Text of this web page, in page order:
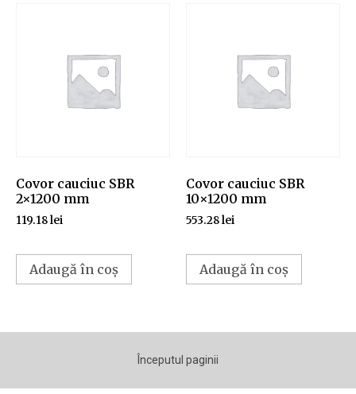
Covor cauciuc SBR
2×1200 mm
119.18lei
Adaugă în coș
Covor cauciuc SBR
10×1200 mm
553.28lei
Adaugă în coș
Începutul paginii